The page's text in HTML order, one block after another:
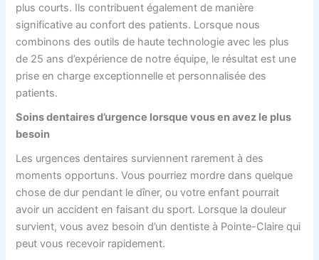
plus courts. Ils contribuent également de manière
significative au confort des patients. Lorsque nous
combinons des outils de haute technologie avec les plus
de 25 ans d’expérience de notre équipe, le résultat est une
prise en charge exceptionnelle et personnalisée des
patients.
Soins dentaires d’urgence lorsque vous en avez le plus
besoin
Les urgences dentaires surviennent rarement à des
moments opportuns. Vous pourriez mordre dans quelque
chose de dur pendant le dîner, ou votre enfant pourrait
avoir un accident en faisant du sport. Lorsque la douleur
survient, vous avez besoin d’undentiste à Pointe-Claire qui
peut vous recevoir rapidement.